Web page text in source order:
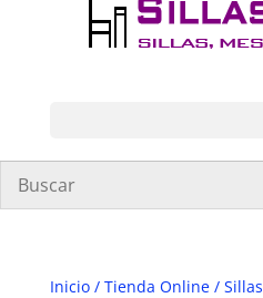
Inicio/ Tienda Online/ Sillas